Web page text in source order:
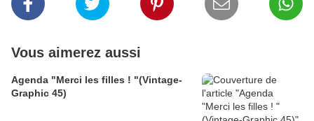
Vous aimerez aussi
Agenda "Merci les filles ! "(Vintage-
Graphic 45)